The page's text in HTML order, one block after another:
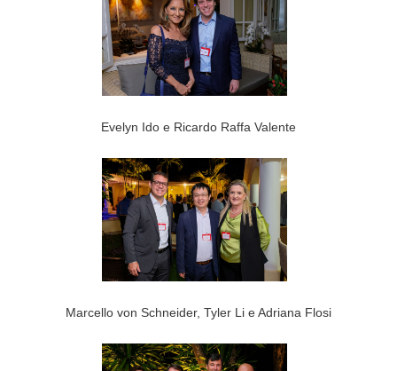
Evelyn Ido e Ricardo Raffa Valente
Marcello von Schneider, Tyler Li e Adriana Flosi